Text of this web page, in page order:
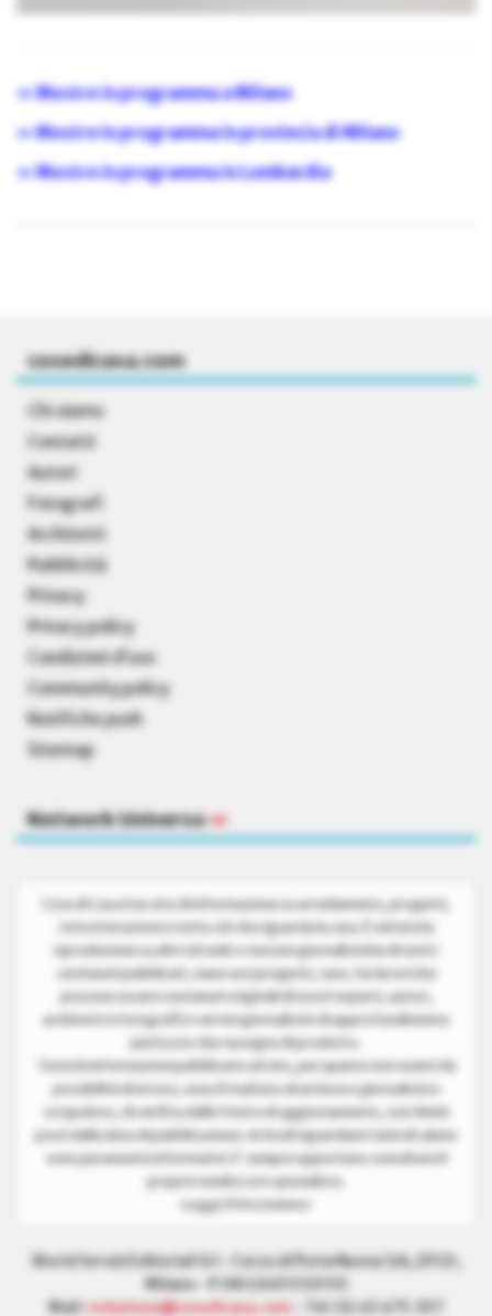
» Mostre in programma a Milano
» Mostre in programma in provincia di Milano
» Mostre in programma in Lombardia
cosedicasa.com
Chi siamo
Contatti
Autori
Fotografi
Architetti
Pubblicità
Privacy
Privacy policy
Condizioni d’uso
Community policy
Notifiche push
Sitemap
Network Universo»
Cose di Casa è un sito di informazione su arredamento, progetti,
ristrutturazione e tutto ciò che riguarda la casa. È vietata la
riproduzione su altri siti web o testate giornalistiche di tutti i
contenuti pubblicati, siano essi progetti, case, fai da te (che
possono essere contenuti originali di nostri esperti, autori,
architetti e fotografi) o servizi giornalistici di approfondimento
piuttosto che rassegne di prodotto.
Tutte le informazioni pubblicate sul sito, per quanto non esenti da
possibilità di errore, sono il risultato di un lavoro giornalistico
scrupoloso, di verifica delle fonti e di aggiornamento, con i limiti
posti dalla data di pubblicazione. Articoli riguardanti temi di salute
sono puramente informativi. E’ sempre opportuno consultare il
proprio medico e/o specialista.
Leggi il Disclaimer
World Servizi Editoriali Srl - Corso di Porta Nuova 3/A, 20121,
Milano - P.IVA 12601550150
Mail:
redazione@cosedicasa.com - Tel: 02.63.675.307